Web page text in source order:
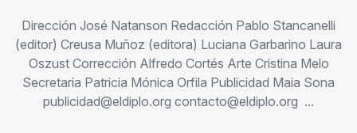
Dirección José Natanson Redacción Pablo Stancanelli
(editor) Creusa Muñoz (editora) Luciana Garbarino Laura
Oszust Corrección Alfredo Cortés Arte Cristina Melo
Secretaria Patricia Mónica Orfila Publicidad Maia Sona
publicidad@eldiplo.org contacto@eldiplo.org ...